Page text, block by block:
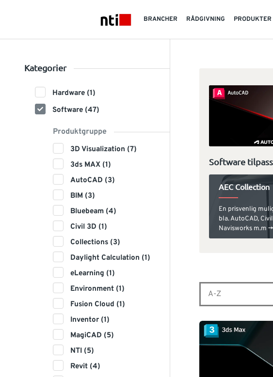
NTI logo
BRANCHER RÅDGIVNING PRODUKTER
Kategorier
Hardware (1)
Software (47)
Produktgruppe
3D Visualization (7)
3ds MAX (1)
AutoCAD (3)
BIM (3)
Bluebeam (4)
Civil 3D (1)
Collections (3)
Daylight Calculation (1)
eLearning (1)
Environment (1)
Fusion Cloud (1)
Inventor (1)
MagiCAD (5)
NTI (5)
Revit (4)
Software
AEC Collection
En prisvenlig
bla. AutoCAD,
Navisworks m.m ->